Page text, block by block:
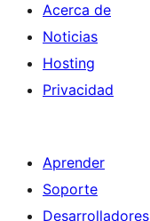
Acerca de
Noticias
Hosting
Privacidad
Aprender
Soporte
Desarrolladores